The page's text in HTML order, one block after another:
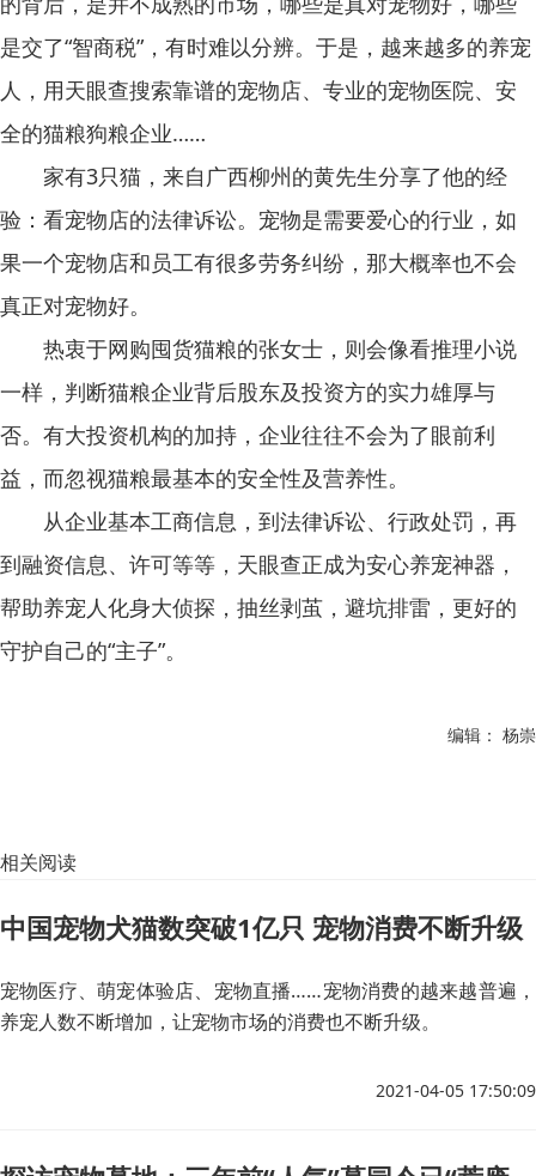
是交了“智商税”，有时难以分辨。于是，越来越多的养宠
人，用天眼查搜索靠谱的宠物店、专业的宠物医院、安
全的猫粮狗粮企业……
家有3只猫，来自广西柳州的黄先生分享了他的经
验：看宠物店的法律诉讼。宠物是需要爱心的行业，如
果一个宠物店和员工有很多劳务纠纷，那大概率也不会
真正对宠物好。
热衷于网购囤货猫粮的张女士，则会像看推理小说
一样，判断猫粮企业背后股东及投资方的实力雄厚与
否。有大投资机构的加持，企业往往不会为了眼前利
益，而忽视猫粮最基本的安全性及营养性。
从企业基本工商信息，到法律诉讼、行政处罚，再
到融资信息、许可等等，天眼查正成为安心养宠神器，
帮助养宠人化身大侦探，抽丝剥茧，避坑排雷，更好的
守护自己的“主子”。
编辑： 杨崇
相关阅读
中国宠物犬猫数突破1亿只 宠物消费不断升级
宠物医疗、萌宠体验店、宠物直播……宠物消费的越来越普遍，
养宠人数不断增加，让宠物市场的消费也不断升级。
2021-04-05 17:50:09